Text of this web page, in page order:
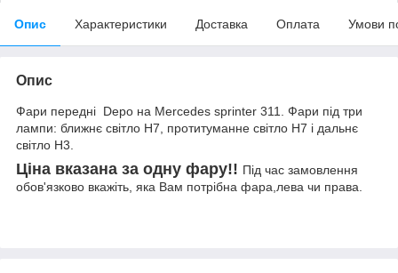
Опис Характеристики Доставка Оплата Умови
Опис
Фари передні Depo на Mercedes sprinter 311. Фари під три
лампи: ближнє світло Н7, протитуманне світло Н7 і дальнє
світло Н3.
Ціна вказана за одну фару!! Під час замовлення
обов'язково вкажіть, яка Вам потрібна фара,лева чи права.